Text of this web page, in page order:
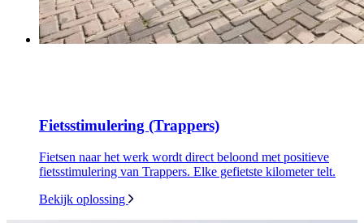
Fietsstimulering (Trappers)
Fietsen naar het werk wordt direct beloond met positieve
fietsstimulering van Trappers. Elke gefietste kilometer telt.
Bekijk oplossing